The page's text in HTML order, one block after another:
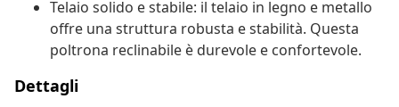
Telaio solido e stabile: il telaio in legno e metallo
offre una struttura robusta e stabilità. Questa
poltrona reclinabile è durevole e confortevole.
Dettagli